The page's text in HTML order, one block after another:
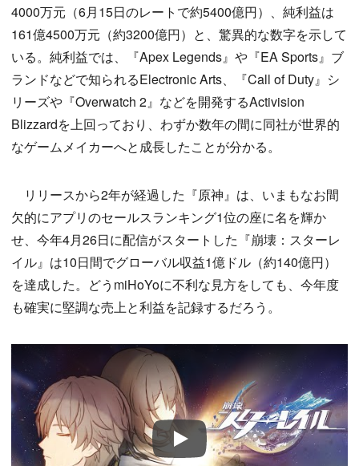
4000万元（6月15日のレートで約5400億円）、純利益は
161億4500万元（約3200億円）と、驚異的な数字を示して
いる。純利益では、『Apex Legends』や『EA Sports』ブ
ランドなどで知られるElectronic Arts、『Call of Duty』シ
リーズや『Overwatch 2』などを開発するActivision
Blizzardを上回っており、わずか数年の間に同社が世界的
なゲームメイカーへと成長したことが分かる。
リリースから2年が経過した『原神』は、いまもなお間
欠的にアプリのセールスランキング1位の座に名を輝か
せ、今年4月26日に配信がスタートした『崩壊：スターレ
イル』は10日間でグローバル収益1億ドル（約140億円）
を達成した。どうmiHoYoに不利な見方をしても、今年度
も確実に堅調な売上と利益を記録するだろう。
Play